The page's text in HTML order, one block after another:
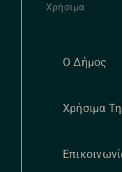
Χρήσιμα
Ο Δήμος
Χρήσιμα